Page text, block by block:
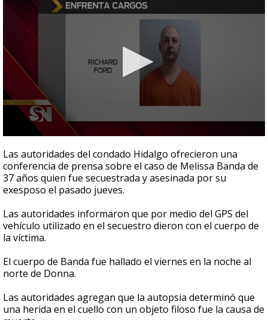
seconds
of
1
minute,
56
seconds
Las autoridades del condado Hidalgo ofrecieron una
conferencia de prensa sobre el caso de Melissa Banda de
37 años quien fue secuestrada y asesinada por su
exesposo el pasado jueves.
Las autoridades informaron que por medio del GPS del
vehículo utilizado en el secuestro dieron con el cuerpo de
la víctima.
El cuerpo de Banda fue hallado el viernes en la noche al
norte de Donna.
Las autoridades agregan que la autopsia determinó que
una herida en el cuello con un objeto filoso fue la causa de